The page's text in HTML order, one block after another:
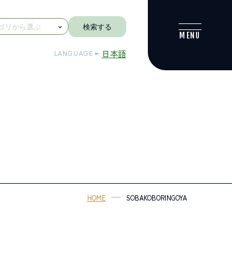
LANGUAGE 日本語
検索する
HOME SOBAKOBORINGOYA